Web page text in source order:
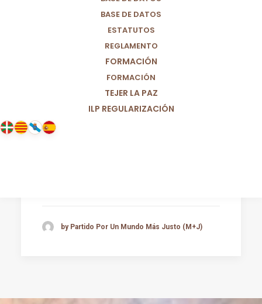
BASE DE DATOS
ESTATUTOS
REGLAMENTO
FORMACIÓN
FORMACIÓN
TEJER LA PAZ
ILP REGULARIZACIÓN
by Partido Por Un Mundo Más Justo (M+J)